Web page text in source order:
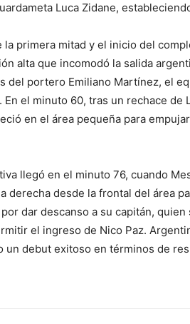
Luca Zidane,
la primera mitad y el inicio del
alta que incomodó la salida
del portero Emiliano Martínez, el
el minuto 60, tras un rechace de
en el área pequeña para
llegó en el minuto 76, cuando
derecha desde la frontal del área
dar descanso a su capitán,
el ingreso de Nico Paz.
un debut exitoso en términos de